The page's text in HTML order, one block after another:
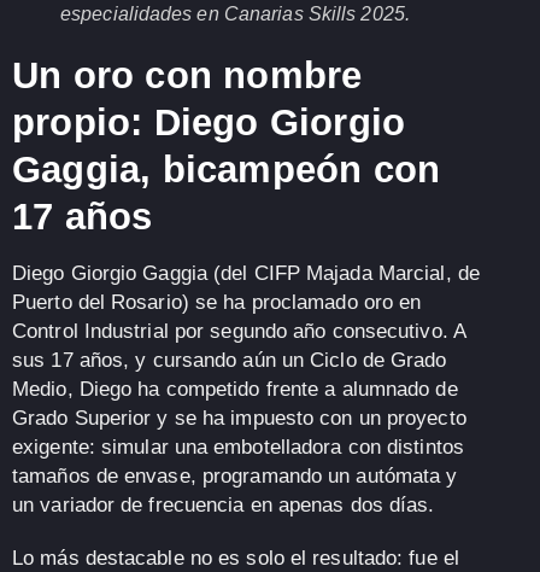
especialidades en Canarias Skills 2025.
Un oro con nombre
propio: Diego Giorgio
Gaggia, bicampeón con
17 años
Diego Giorgio Gaggia(del CIFP Majada Marcial, de
Puerto del Rosario) se ha proclamado oro en
Control Industrial por segundo año consecutivo. A
sus 17 años, y cursando aún un Ciclo de Grado
Medio, Diego ha competido frente a alumnado de
Grado Superior y se ha impuesto con un proyecto
exigente: simular una embotelladora con distintos
tamaños de envase, programando un autómata y
un variador de frecuenciaen apenas dos días.
Lo más destacable no es solo el resultado:fue el